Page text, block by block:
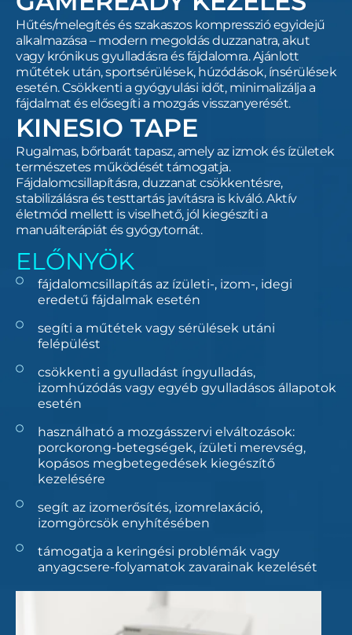
Hűtés/melegítés és szakaszos kompresszió egyidejű
alkalmazása – modern megoldás duzzanatra, akut
vagy krónikus gyulladásra és fájdalomra. Ajánlott
műtétek után, sportsérülések, húzódások, ínsérülések
esetén. Csökkenti a gyógyulási időt, minimalizálja a
fájdalmat és elősegíti a mozgás visszanyerését.
KINESIO TAPE
Rugalmas, bőrbarát tapasz, amely az izmok és ízületek
természetes működését támogatja.
Fájdalomcsillapításra, duzzanat csökkentésre,
stabilizálásra és testtartás javításra is kiváló. Aktív
életmód mellett is viselhető, jól kiegészíti a
manuálterápiát és gyógytornát.
ELŐNYÖK
fájdalomcsillapítás az ízületi-, izom-, idegi
eredetű fájdalmak esetén
segíti a műtétek vagy sérülések utáni
felépülést
csökkenti a gyulladást íngyulladás,
izomhúzódás vagy egyéb gyulladásos állapotok
esetén
használható a mozgásszervi elváltozások:
porckorong-betegségek, ízületi merevség,
kopásos megbetegedések kiegészítő
kezelésére
segít az izomerősítés, izomrelaxáció,
izomgörcsök enyhítésében
támogatja a keringési problémák vagy
anyagcsere-folyamatok zavarainak kezelését